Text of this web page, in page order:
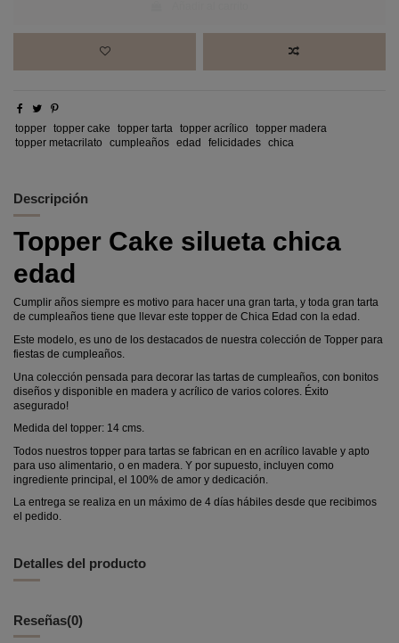
topper topper cake topper tarta topper acrílico
topper madera
topper metacrilato
cumpleaños edad felicidades chica
Descripción
Topper Cake silueta chica
edad
Cumplir años siempre es motivo para hacer una gran tarta, y toda gran tarta
de cumpleaños tiene que llevar este topper de Chica Edad con la edad.
Este modelo, es uno de los destacados de nuestra colección de Topper para
fiestas de cumpleaños.
Una colección pensada para decorar las tartas de cumpleaños, con bonitos
diseños y disponible en madera y acrílico de varios colores. Éxito
asegurado!
Medida del topper: 14 cms.
Todos nuestros topper para tartas se fabrican en en acrílico lavable y apto
para uso alimentario, o en madera. Y por supuesto, incluyen como
ingrediente principal, el 100% de amor y dedicación.
La entrega se realiza en un máximo de 4 días hábiles desde que recibimos
el pedido.
Detalles del producto
Reseñas(0)